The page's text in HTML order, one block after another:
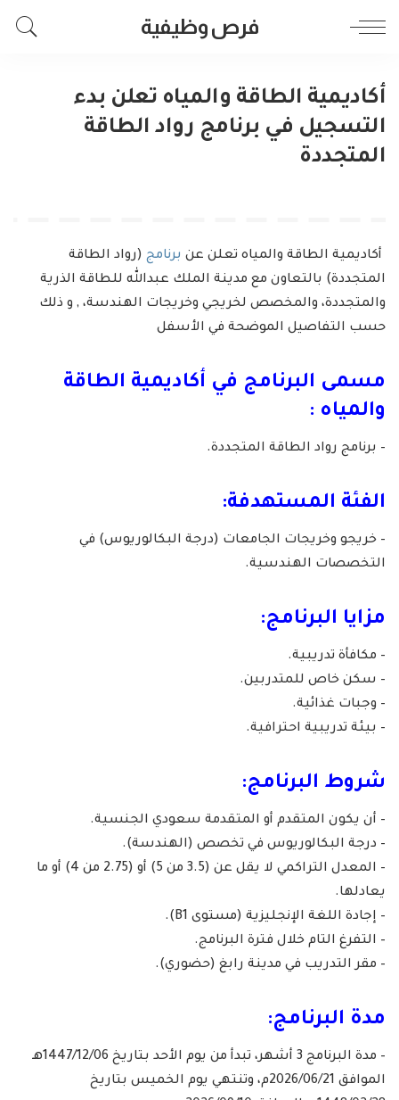
فرص وظيفية
أكاديمية الطاقة والمياه تعلن بدء
التسجيل في برنامج رواد الطاقة
المتجددة
أكاديمية الطاقة والمياه تعلن عن برنامج (رواد الطاقة
المتجددة) بالتعاون مع مدينة الملك عبدالله للطاقة الذرية
والمتجددة، والمخصص لخريجي وخريجات الهندسة، , و ذلك
حسب التفاصيل الموضحة في الأسفل
مسمى البرنامج في أكاديمية الطاقة
والمياه :
– برنامج رواد الطاقة المتجددة.
الفئة المستهدفة:
– خريجو وخريجات الجامعات (درجة البكالوريوس) في
التخصصات الهندسية.
مزايا البرنامج:
– مكافأة تدريبية.
– سكن خاص للمتدربين.
– وجبات غذائية.
– بيئة تدريبية احترافية.
شروط البرنامج:
– أن يكون المتقدم أو المتقدمة سعودي الجنسية.
– درجة البكالوريوس في تخصص (الهندسة).
– المعدل التراكمي لا يقل عن (3.5 من 5) أو (2.75 من 4) أو ما
يعادلها.
– إجادة اللغة الإنجليزية (مستوى B1).
– التفرغ التام خلال فترة البرنامج.
– مقر التدريب في مدينة رابغ (حضوري).
مدة البرنامج:
– مدة البرنامج 3 أشهر، تبدأ من يوم الأحد بتاريخ 1447/12/06هـ
الموافق 2026/06/21م، وتنتهي يوم الخميس بتاريخ